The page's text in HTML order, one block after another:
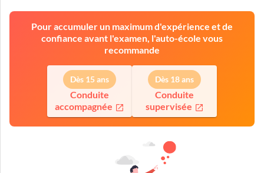
Pour accumuler un maximum d'expérience et de
confiance avant l'examen, l'auto-école vous
recommande
Dès 15 ans
Conduite
accompagnée
Dès 18 ans
Conduite
supervisée